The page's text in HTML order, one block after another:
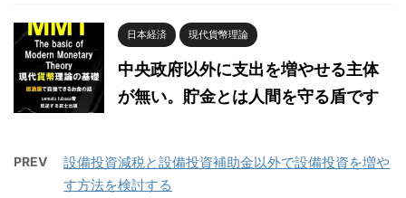
日本経済 現代貨幣理論
中央政府以外に支出を増やせる主体
が無い。貯金とは人間を守る盾です
PREV
設備投資減税と設備投資補助金以外で設備投資を増や
す方法を検討する